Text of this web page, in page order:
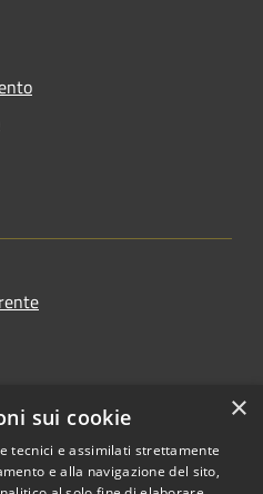
×
sui cookie
tecnici e assimilati strettamente
e alla navigazione del sito,